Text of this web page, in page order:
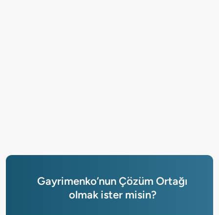
Gayrimenko’nun Çözüm Ortağı
olmak ister misin?